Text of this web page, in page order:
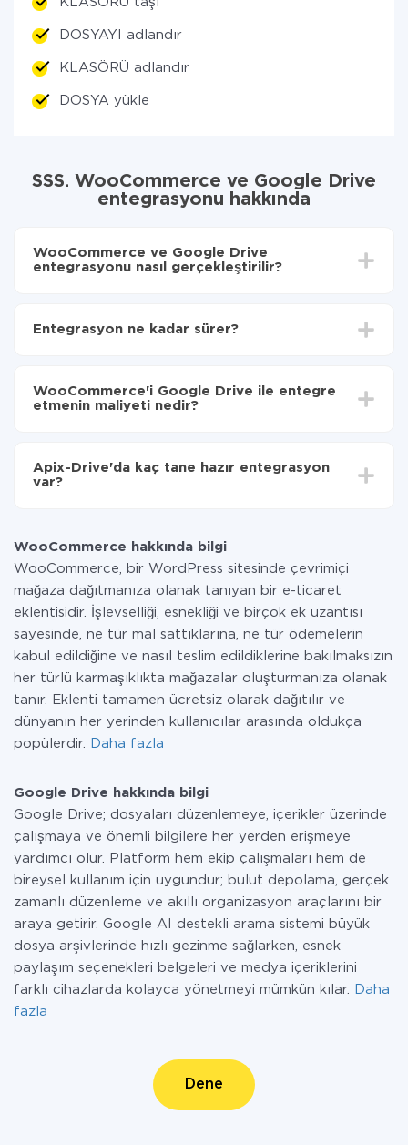
DOSYAYI adlandır
KLASÖRÜ adlandır
DOSYA yükle
SSS. WooCommerce ve Google Drive
entegrasyonu hakkında
WooCommerce ve Google Drive
entegrasyonu nasıl gerçekleştirilir?
aktarılacağını seçin
Google Drive'ye aktarılacaktır.
Entegrasyon ne kadar sürer?
olarak, 10-15 dakika sürer.
WooCommerce'i Google Drive ile entegre
etmenin maliyeti nedir?
Hizmetimiz aracılığıyla yalnızca bir sisteminizden
diğerine aktarılan veri miktarı için ödeme yaparsınız.
Apix-Drive'da kaç tane hazır entegrasyon
var?
WooCommerce hakkında bilgi
WooCommerce, bir WordPress sitesinde çevrimiçi
mağaza dağıtmanıza olanak tanıyan bir e-ticaret
eklentisidir. İşlevselliği, esnekliği ve birçok ek uzantısı
sayesinde, ne tür mal sattıklarına, ne tür ödemelerin
kabul edildiğine ve nasıl teslim edildiklerine bakılmaksızın
her türlü karmaşıklıkta mağazalar oluşturmanıza olanak
tanır. Eklenti tamamen ücretsiz olarak dağıtılır ve
dünyanın her yerinden kullanıcılar arasında oldukça
popülerdir.
Daha fazla
Google Drive hakkında bilgi
Google Drive; dosyaları düzenlemeye, içerikler üzerinde
çalışmaya ve önemli bilgilere her yerden erişmeye
yardımcı olur. Platform hem ekip çalışmaları hem de
bireysel kullanım için uygundur; bulut depolama, gerçek
zamanlı düzenleme ve akıllı organizasyon araçlarını bir
araya getirir. Google AI destekli arama sistemi büyük
dosya arşivlerinde hızlı gezinme sağlarken, esnek
paylaşım seçenekleri belgeleri ve medya içeriklerini
farklı cihazlarda kolayca yönetmeyi mümkün kılar.
Daha
fazla
Dene